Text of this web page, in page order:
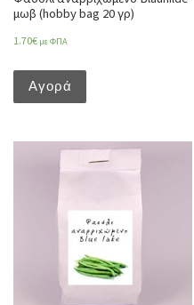
μωβ (hobby bag 20 γρ)
1.70€ με ΦΠΑ
Αγορά